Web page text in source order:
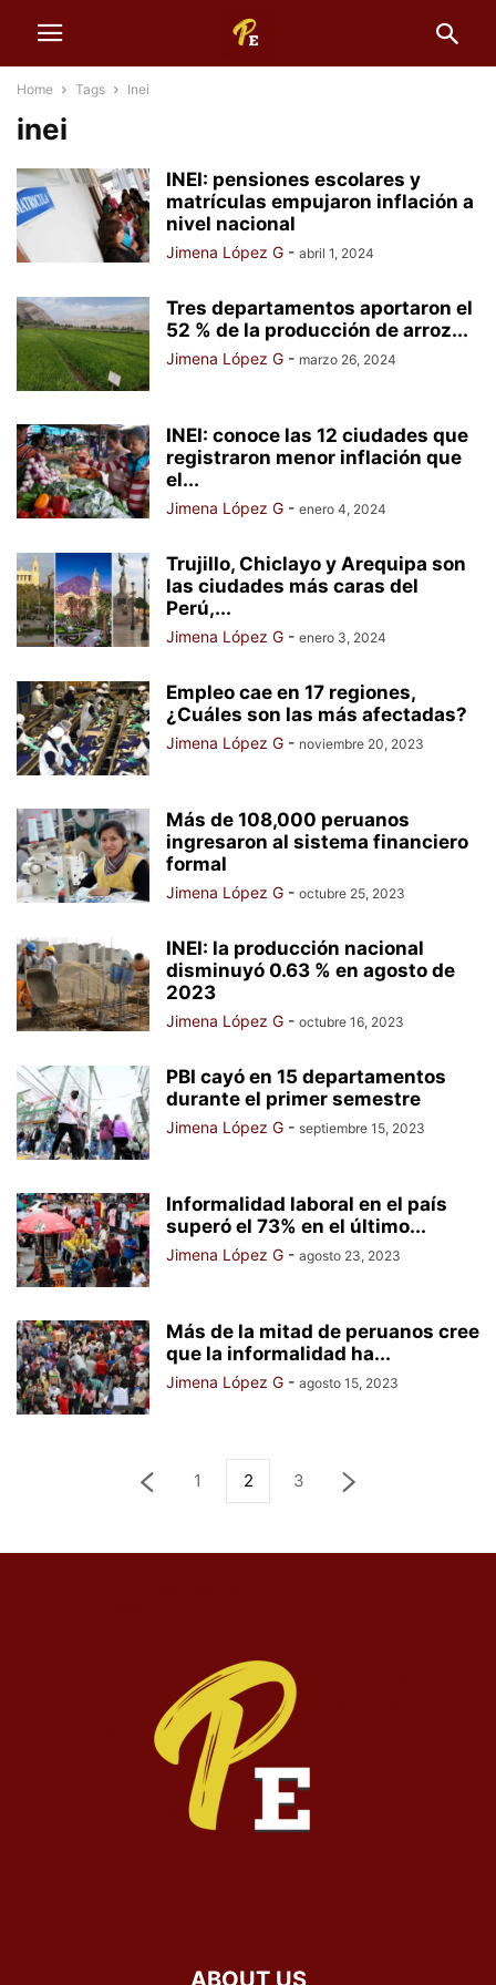
Home Tags Inei
inei
INEI: pensiones escolares y
matrículas empujaron inflación a
nivel nacional
Jimena López G - abril 1, 2024
Tres departamentos aportaron el
52 % de la producción de arroz...
Jimena López G - marzo 26, 2024
INEI: conoce las 12 ciudades que
registraron menor inflación que
el...
Jimena López G - enero 4, 2024
Trujillo, Chiclayo y Arequipa son
las ciudades más caras del
Perú,...
Jimena López G - enero 3, 2024
Empleo cae en 17 regiones,
¿Cuáles son las más afectadas?
Jimena López G - noviembre 20, 2023
Más de 108,000 peruanos
ingresaron al sistema financiero
formal
Jimena López G - octubre 25, 2023
INEI: la producción nacional
disminuyó 0.63 % en agosto de
2023
Jimena López G - octubre 16, 2023
PBI cayó en 15 departamentos
durante el primer semestre
Jimena López G - septiembre 15, 2023
Informalidad laboral en el país
superó el 73% en el último...
Jimena López G - agosto 23, 2023
Más de la mitad de peruanos cree
que la informalidad ha...
Jimena López G - agosto 15, 2023
1 2 3
ABOUT US